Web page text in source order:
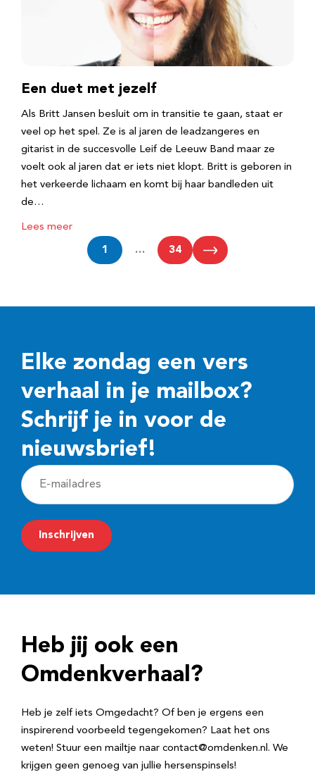
Een duet met jezelf
Als Britt Jansen besluit om in transitie te gaan, staat er
veel op het spel. Ze is al jaren de leadzangeres en
gitarist in de succesvolle Leif de Leeuw Band maar ze
voelt ook al jaren dat er iets niet klopt. Britt is geboren in
het verkeerde lichaam en komt bij haar bandleden uit
de…
Lees meer
1 … 34
Elke zondag een vers
verhaal in je mailbox?
Schrijf je in voor de
nieuwsbrief!
E
-
m
a
r
e
Inschrijven
Heb jij ook een
Omdenkverhaal?
Heb je zelf iets Omgedacht? Of ben je ergens een
inspirerend voorbeeld tegengekomen? Laat het ons
weten! Stuur een mailtje naar contact@omdenken.nl. We
krijgen geen genoeg van jullie hersenspinsels!